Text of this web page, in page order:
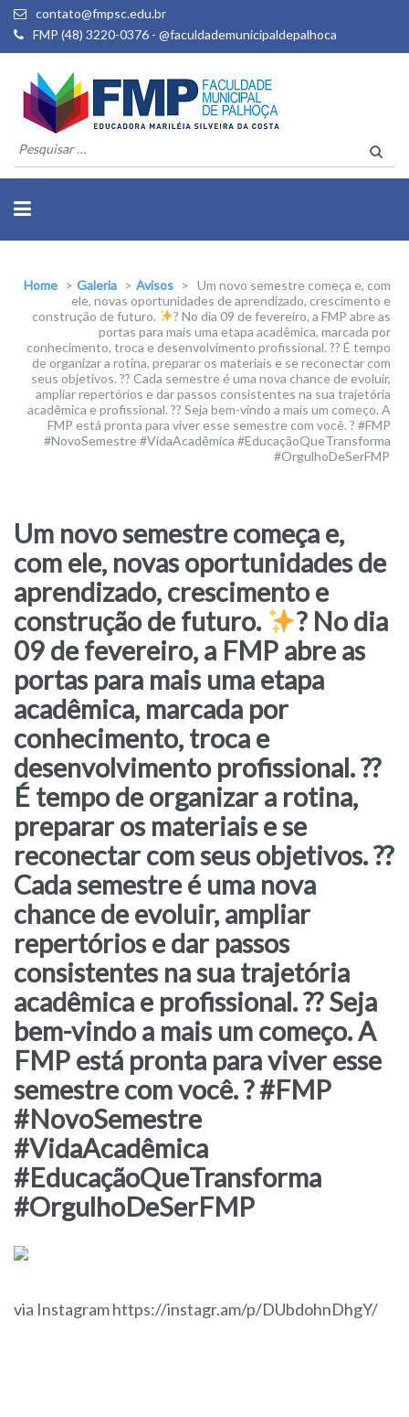
contato@fmpsc.edu.br
FMP (48) 3220-0376 - @faculdademunicipaldepalhoca
Pesquisar
por:
Home > Galeria > Avisos > Um novo semestre começa e, com
ele, novas oportunidades de aprendizado, crescimento e
construção de futuro.
? No dia 09 de fevereiro, a FMP abre as
portas para mais uma etapa acadêmica, marcada por
conhecimento, troca e desenvolvimento profissional. ?? É tempo
de organizar a rotina, preparar os materiais e se reconectar com
seus objetivos. ?? Cada semestre é uma nova chance de evoluir,
ampliar repertórios e dar passos consistentes na sua trajetória
acadêmica e profissional. ?? Seja bem-vindo a mais um começo. A
FMP está pronta para viver esse semestre com você. ? #FMP
#NovoSemestre #VidaAcadêmica #EducaçãoQueTransforma
#OrgulhoDeSerFMP
Um novo semestre começa e,
com ele, novas oportunidades de
aprendizado, crescimento e
construção de futuro.
? No dia
09 de fevereiro, a FMP abre as
portas para mais uma etapa
acadêmica, marcada por
conhecimento, troca e
desenvolvimento profissional. ??
É tempo de organizar a rotina,
preparar os materiais e se
reconectar com seus objetivos. ??
Cada semestre é uma nova
chance de evoluir, ampliar
repertórios e dar passos
consistentes na sua trajetória
acadêmica e profissional. ?? Seja
bem-vindo a mais um começo. A
FMP está pronta para viver esse
semestre com você. ? #FMP
#NovoSemestre
#VidaAcadêmica
#EducaçãoQueTransforma
#OrgulhoDeSerFMP
via Instagram https://instagr.am/p/DUbdohnDhgY/